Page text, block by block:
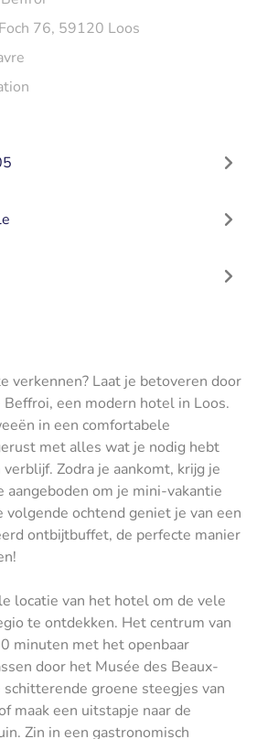
76, 59120 Loos
verkennen? Laat je betoveren door
een modern hotel in Loos.
in een comfortabele
met alles wat je nodig hebt
Zodra je aankomt, krijg je
om je mini-vakantie
volgende ochtend geniet je van een
ontbijtbuffet, de perfecte manier
locatie van het hotel om de vele
te ontdekken. Het centrum van
minuten met het openbaar
door het Musée des Beaux-
groene steegjes van
maak een uitstapje naar de
Zin in een gastronomisch